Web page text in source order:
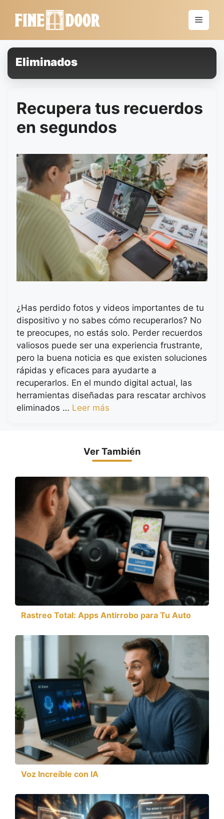
Menú
Eliminados
Recupera tus recuerdos
en segundos
¿Has perdido fotos y videos importantes de tu
dispositivo y no sabes cómo recuperarlos? No
te preocupes, no estás solo. Perder recuerdos
valiosos puede ser una experiencia frustrante,
pero la buena noticia es que existen soluciones
rápidas y eficaces para ayudarte a
recuperarlos. En el mundo digital actual, las
herramientas diseñadas para rescatar archivos
eliminados … Leer más
Ver También
Rastreo Total: Apps Antirrobo para Tu Auto
Voz Increíble con IA